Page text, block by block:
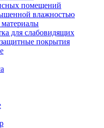
помещений
влажностью
для слабовидящих
покрытия